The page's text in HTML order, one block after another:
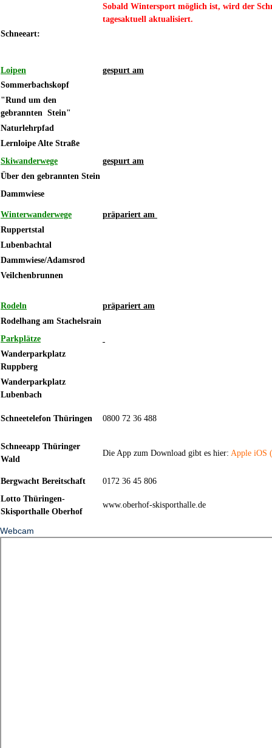
Sobald Wintersport möglich ist, wird der
tagesaktuell aktualisiert.
Schneeart:
Loipen
gespurt am
Sommerbachskopf
"Rund um den
gebrannten Stein"
Naturlehrpfad
Lernloipe Alte Straße
Skiwanderwege
gespurt am
Über den gebrannten Stein
Dammwiese
Winterwanderwege
präpariert am
Ruppertstal
Lubenbachtal
Dammwiese/Adamsrod
Veilchenbrunnen
Rodeln
präpariert am
Rodelhang am Stachelsrain
Parkplätze
Wanderparkplatz
Ruppberg
Wanderparkplatz
Lubenbach
Schneetelefon Thüringen 0800 72 36 488
Schneeapp Thüringer
Wald
Die App zum Download gibt es hier: Apple iOS
Bergwacht Bereitschaft
0172 36 45 806
Lotto Thüringen-
Skisporthalle Oberhof
www.oberhof-skisporthalle.de
Webcam